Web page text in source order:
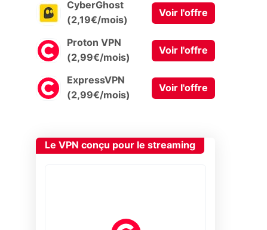
CyberGhost
(2,19€/mois)
Voir l'offre
Proton VPN
(2,99€/mois)
Voir l'offre
ExpressVPN
(2,99€/mois)
Voir l'offre
Le VPN conçu pour le streaming